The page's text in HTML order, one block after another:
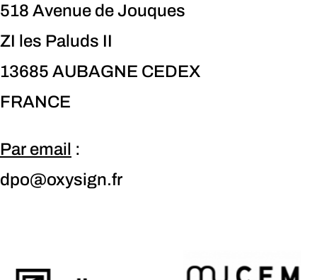
518 Avenue de Jouques
ZI les Paluds II
13685 AUBAGNE CEDEX
FRANCE
Par email :
dpo@oxysign.fr